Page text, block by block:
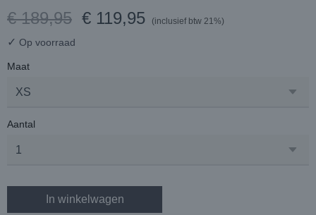
€ 189,95 € 119,95 (inclusief btw 21%)
✓ Op voorraad
Maat
Aantal
In winkelwagen